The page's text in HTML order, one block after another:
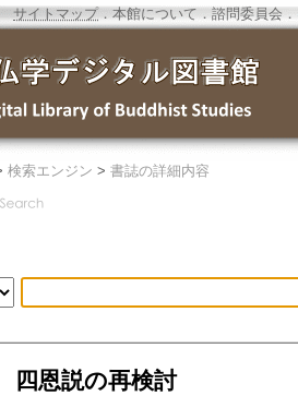
サイトマップ．本館について ． 諮問委員会 ．
検索エンジン > 書誌の詳細内容
四恩説の再検討